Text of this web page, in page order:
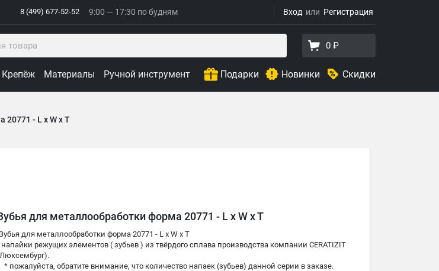
Вход Регистрация
8 (499) 677-52-52 9:00 — 17:30 по будням
0 ₽
Крепёж Материалы Ручной инструмент Подарки Новинки Скидки
20771 - L x W x T
для металлообработки форма 20771 - L x W x T
для металлообработки форма 20771 - L x W x T
напайки режущих элементов ( зубьев ) из твёрдого сплава производства компании CERATIZIT
* пожалуйста, обратите внимание, что количество напаек (зубьев) данной серии в заказе.